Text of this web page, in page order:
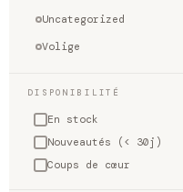
Uncategorized
Volige
DISPONIBILITÉ
En stock
Nouveautés (< 30j)
Coups de cœur